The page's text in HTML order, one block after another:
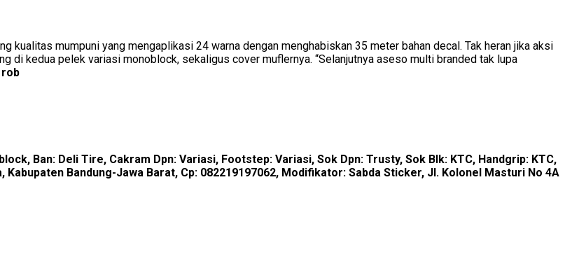
kualitas mumpuni yang mengaplikasi 24 warna dengan menghabiskan 35 meter bahan decal. Tak heran jika aksi
di kedua pelek variasi monoblock, sekaligus cover muflernya. “Selanjutnya aseso multi branded tak lupa
rob
Ban: Deli Tire, Cakram Dpn: Variasi, Footstep: Variasi, Sok Dpn: Trusty, Sok Blk: KTC, Handgrip: KTC,
Bandung-Jawa Barat, Cp: 082219197062, Modifikator: Sabda Sticker, Jl. Kolonel Masturi No 4A